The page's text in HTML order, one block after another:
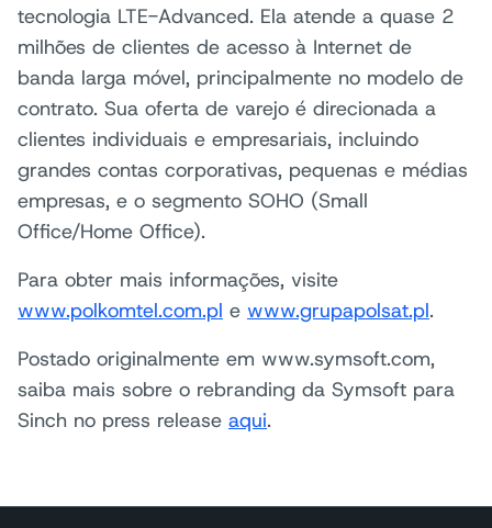
tecnologia LTE-Advanced. Ela atende a quase 2
milhões de clientes de acesso à Internet de
banda larga móvel, principalmente no modelo de
contrato. Sua oferta de varejo é direcionada a
clientes individuais e empresariais, incluindo
grandes contas corporativas, pequenas e médias
empresas, e o segmento SOHO (Small
Office/Home Office).
Para obter mais informações, visite
www.polkomtel.com.pl e www.grupapolsat.pl.
Postado originalmente em www.symsoft.com,
saiba mais sobre o rebranding da Symsoft para
Sinch no press release aqui.